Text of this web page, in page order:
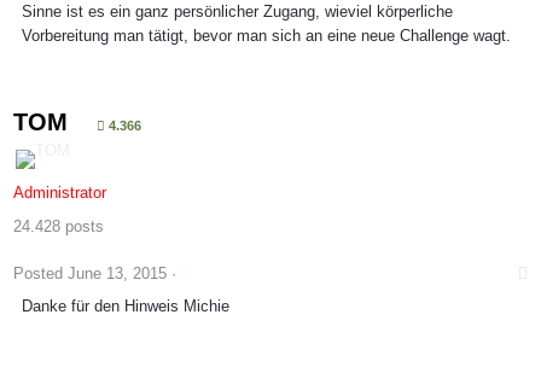
Sinne ist es ein ganz persönlicher Zugang, wieviel körperliche
Vorbereitung man tätigt, bevor man sich an eine neue Challenge wagt.
TOM 4.366
Administrator
24.428 posts
Posted June 13, 2015 ·
Danke für den Hinweis Michie